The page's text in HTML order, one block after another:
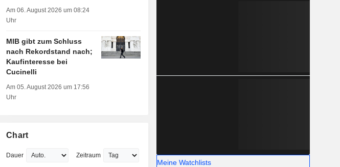
Am 06. August 2026 um 08:24
Uhr
MIB gibt zum Schluss
nach Rekordstand nach;
Kaufinteresse bei
Cucinelli
Am 05. August 2026 um 17:56
Uhr
Chart
Dauer Zeitraum
Meine Watchlists